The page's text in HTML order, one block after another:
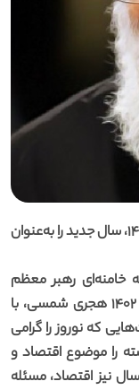
حضرت آیت‌الله خامنه‌ای در پیام نوروزی سال ۱۴۰۲، سال جدید را به‌عنوان
خامنه‌ای رهبر معظم
انقلاب اسلامی در پیامی به‌مناسبت آغاز سال ۱۴۰۲ هجری شمسی، با
که نوروز را گرامی
را موضوع اقتصاد و
نیز اقتصاد، مسئله